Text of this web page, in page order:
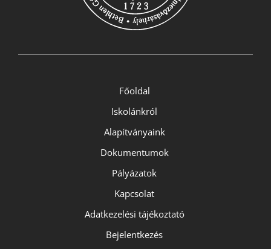
Főoldal
Iskolánkról
Alapítványaink
Dokumentumok
Pályázatok
Kapcsolat
Adatkezelési tájékoztató
Bejelentkezés